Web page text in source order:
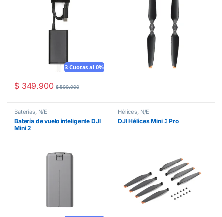
3 Cuotas al 0%
$349.900 $599.900
Baterías, N/E
Batería de vuelo inteligente DJI
Mini 2
Hélices, N/E
DJI Hélices Mini 3 Pro